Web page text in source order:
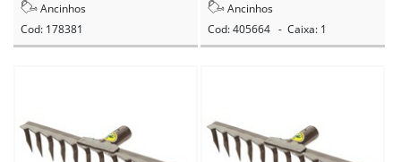
Ancinhos
Cod: 178381
Ancinhos
Cod: 405664 - Caixa: 1